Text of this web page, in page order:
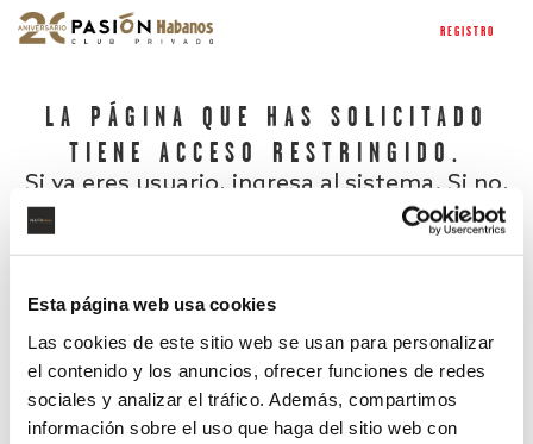
Esta página web usa cookies
Las cookies de este sitio web se usan para personalizar
el contenido y los anuncios, ofrecer funciones de redes
sociales y analizar el tráfico. Además, compartimos
información sobre el uso que haga del sitio web con
REGISTRO
LA PÁGINA QUE HAS SOLICITADO
TIENE ACCESO RESTRINGIDO.
Si ya eres usuario, ingresa al sistema. Si no,